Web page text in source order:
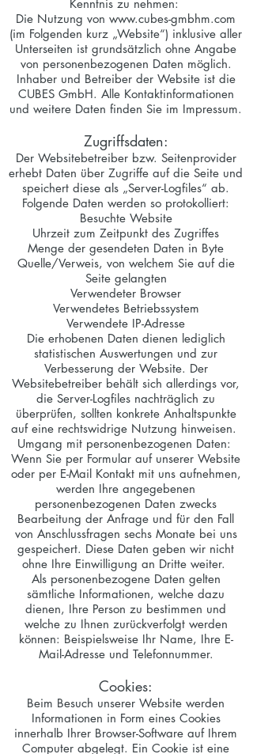
Kenntnis zu nehmen:
Die Nutzung von www.cubes-gmbhm.com
(im Folgenden kurz „Website“) inklusive aller
Unterseiten ist grundsätzlich ohne Angabe
von personenbezogenen Daten möglich.
Inhaber und Betreiber der Website ist die
CUBES GmbH. Alle Kontaktinformationen
und weitere Daten finden Sie im Impressum.
Zugriffsdaten:
Der Websitebetreiber bzw. Seitenprovider
erhebt Daten über Zugriffe auf die Seite und
speichert diese als „Server-Logfiles“ ab.
Folgende Daten werden so protokolliert:
Besuchte Website
Uhrzeit zum Zeitpunkt des Zugriffes
Menge der gesendeten Daten in Byte
Quelle/Verweis, von welchem Sie auf die
Seite gelangten
Verwendeter Browser
Verwendetes Betriebssystem
Verwendete IP-Adresse
Die erhobenen Daten dienen lediglich
statistischen Auswertungen und zur
Verbesserung der Website. Der
Websitebetreiber behält sich allerdings vor,
die Server-Logfiles nachträglich zu
überprüfen, sollten konkrete Anhaltspunkte
auf eine rechtswidrige Nutzung hinweisen.
Umgang mit personenbezogenen Daten:
Wenn Sie per Formular auf unserer Website
oder per E-Mail Kontakt mit uns aufnehmen,
werden Ihre angegebenen
personenbezogenen Daten zwecks
Bearbeitung der Anfrage und für den Fall
von Anschlussfragen sechs Monate bei uns
gespeichert. Diese Daten geben wir nicht
ohne Ihre Einwilligung an Dritte weiter.
Als personenbezogene Daten gelten
sämtliche Informationen, welche dazu
dienen, Ihre Person zu bestimmen und
welche zu Ihnen zurückverfolgt werden
können: Beispielsweise Ihr Name, Ihre E-
Mail-Adresse und Telefonnummer.
Cookies:
Beim Besuch unserer Website werden
Informationen in Form eines Cookies
innerhalb Ihrer Browser-Software auf Ihrem
Computer abgelegt. Ein Cookie ist eine